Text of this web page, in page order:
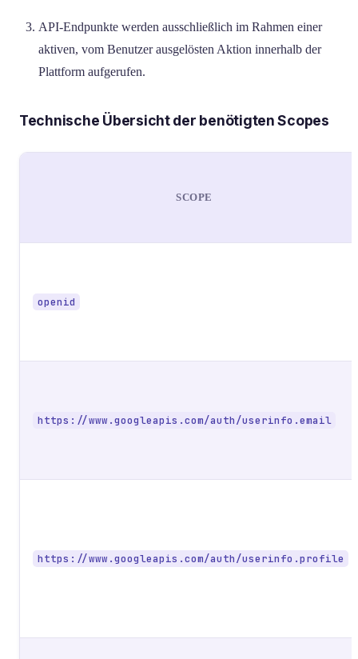
API-Endpunkte werden ausschließlich im Rahmen einer
aktiven, vom Benutzer ausgelösten Aktion innerhalb der
Plattform aufgerufen.
Technische Übersicht der benötigten Scopes
SCOPE
openid
https://www.googleapis.com/auth/userinfo.email
https://www.googleapis.com/auth/userinfo.profile